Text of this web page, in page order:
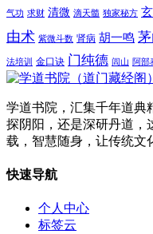
气功 求财 清微 滴天髓 独家秘方
由术 紫微斗数 肾病 胡一鸣
法培训 金口诀 门纯德 闾山 阿部
学道书院，汇集千年道典
探阴阳，还是深研丹道，
载，智慧随身，让传统文
快速导航
个人中心
标签云